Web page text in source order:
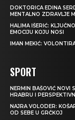
DOKTORICA EDINA
MENTALNO ZDRAVLJE
HALIMA IŠERIĆ:
EMOCIJU KOJU NOSI
IMAN MEKIĆ:
SPORT
NERMIN BAŠOVIĆ NOVI
HRABRU I
NAJRA VOLODER:
OD SEBE U GRČKOJ